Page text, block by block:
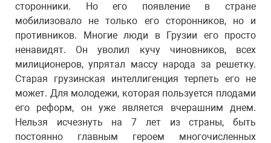
сторонники. Но его появление в стране
мобилизовало не только его сторонников, но и
противников. Многие люди в Грузии его просто
ненавидят. Он уволил кучу чиновников, всех
милиционеров, упрятал массу народа за решетку.
Старая грузинская интеллигенция терпеть его не
может. Для молодежи, которая пользуется плодами
его реформ, он уже является вчерашним днем.
Нельзя исчезнуть на 7 лет из страны, быть
постоянно главным героем многочисленных